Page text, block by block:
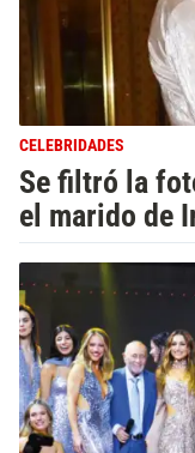
CELEBRIDADES
Se filtró la
el marido de